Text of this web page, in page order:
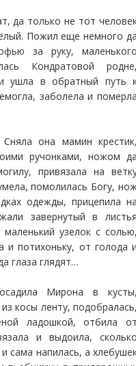
да только не тот
Пожил еще немного
за руку,
Кондратовой
ушла в обратный путь
заболела и
она мамин
ручонками, ножом
привязала на
помолилась Богу,
одежды, прицепила
завернутый в
маленький узелок с
и потихоньку, от голода
глаза глядят…
Мирона в
косы ленту,
ладошкой, отбила
и выдоила,
сама напилась, а